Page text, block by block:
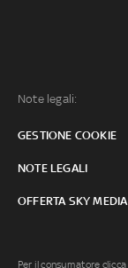
Note legali:
GESTIONE COOKIE
NOTE LEGALI
OFFERTA SKY MEDIA
Per il consumatore